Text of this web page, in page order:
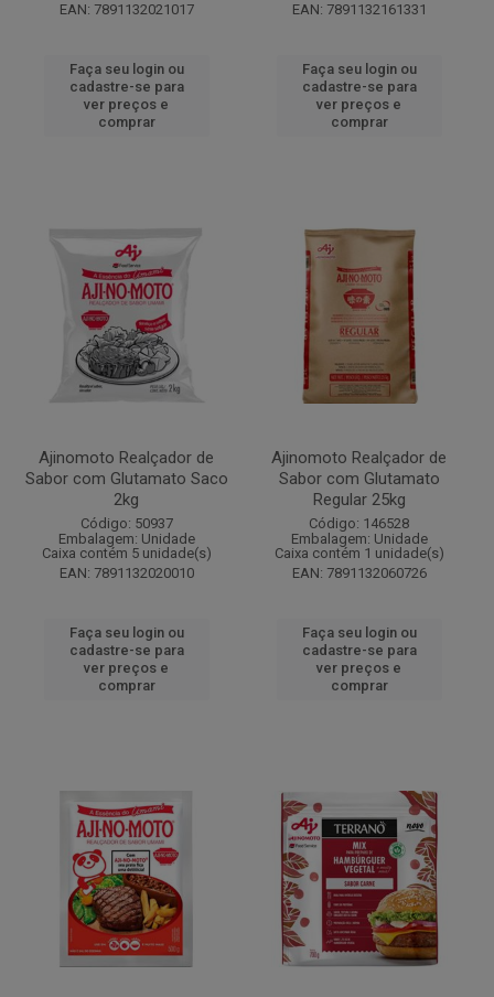
EAN: 7891132021017
Faça seu login ou
cadastre-se para
ver preços e
comprar
EAN: 7891132161331
Faça seu login ou
cadastre-se para
ver preços e
comprar
Ajinomoto Realçador de
Sabor com Glutamato Saco
2kg
Código: 50937
Embalagem: Unidade
Caixa contém 5 unidade(s)
EAN: 7891132020010
Faça seu login ou
cadastre-se para
ver preços e
comprar
Ajinomoto Realçador de
Sabor com Glutamato
Regular 25kg
Código: 146528
Embalagem: Unidade
Caixa contém 1 unidade(s)
EAN: 7891132060726
Faça seu login ou
cadastre-se para
ver preços e
comprar